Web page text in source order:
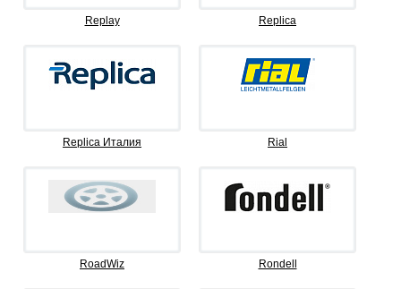
Replay Replica
Replica Италия Rial
RoadWiz Rondell